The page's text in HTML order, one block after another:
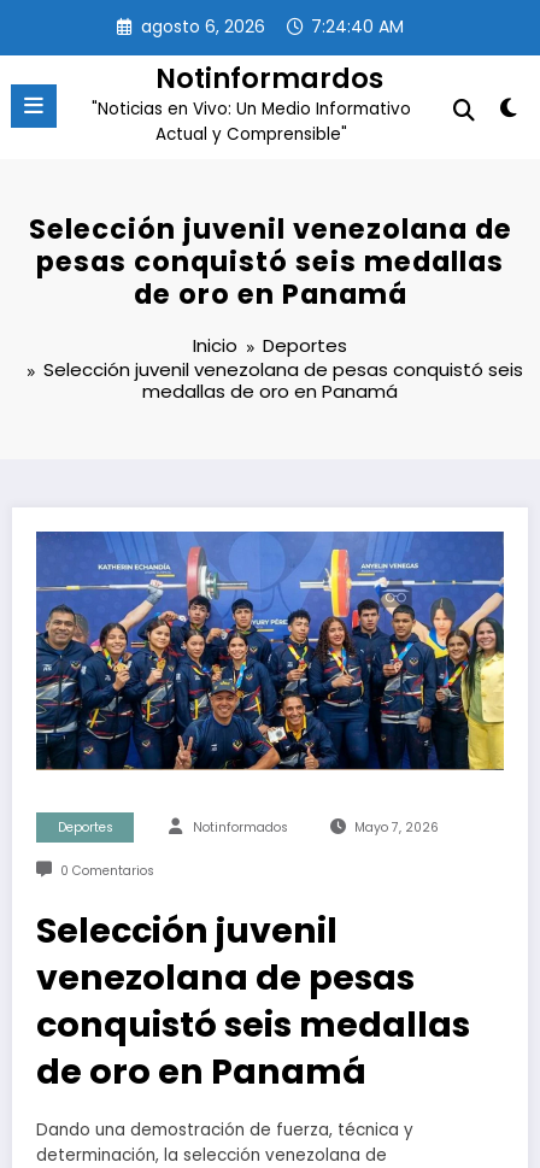
contenido
agosto 6, 2026 7:24:40 AM
Notinformardos
"Noticias en Vivo: Un Medio Informativo
Actual y Comprensible"
Selección juvenil venezolana de
pesas conquistó seis medallas
de oro en Panamá
Inicio
Deportes
Selección juvenil venezolana de pesas conquistó seis
medallas de oro en Panamá
Deportes Notinformados Mayo 7, 2026
0 Comentarios
Selección juvenil
venezolana de pesas
conquistó seis medallas
de oro en Panamá
Dando una demostración de fuerza, técnica y
determinación, la selección venezolana de